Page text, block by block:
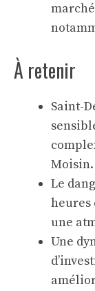
À retenir
Saint-
Moisin.
Le
heures
une
Une